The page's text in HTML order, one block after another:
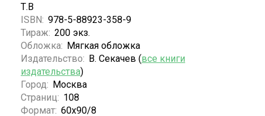
Т.В
ISBN: 978-5-88923-358-9
Тираж: 200 экз.
Обложка: Мягкая обложка
Издательство: В. Секачев (все книги
издательства)
Город: Москва
Страниц: 108
Формат: 60х90/8